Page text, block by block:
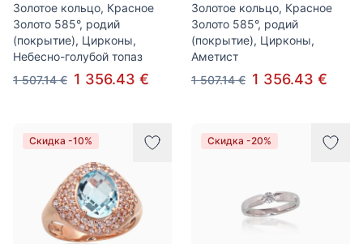
Золотое кольцо, Красное
Золото 585°, родий
(покрытие), Цирконы,
Небесно-голубой топаз
1 507.14 € 1 356.43 €
Золотое кольцо, Красное
Золото 585°, родий
(покрытие), Цирконы,
Аметист
1 507.14 € 1 356.43 €
Скидка -10% Скидка -20%